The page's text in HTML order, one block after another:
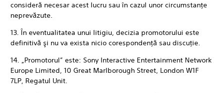
consideră necesar acest lucru sau în cazul unor circumstanţe
neprevăzute.
13. În eventualitatea unui litigiu, decizia promotorului este
definitivă şi nu va exista nicio corespondenţă sau discuţie.
14. „Promotorul” este: Sony Interactive Entertainment Network
Europe Limited, 10 Great Marlborough Street, London W1F
7LP, Regatul Unit.